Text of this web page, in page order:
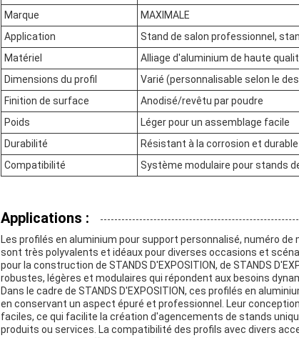
Marque
MAXIMALE
Application
Stand de salon professionnel,
Matériel
Alliage d'aluminium de haute
Dimensions du profil
Varié (personnalisable selon le
Finition de surface
Anodisé/revêtu par poudre
Poids
Léger pour un assemblage facile
Durabilité
Résistant à la corrosion et durable
Compatibilité
Système modulaire pour stands
Applications :
Les profilés en aluminium pour support personnalisé, numéro de
sont très polyvalents et idéaux pour diverses occasions et
pour la construction de STANDS D'EXPOSITION, de STANDS
robustes, légères et modulaires qui répondent aux besoins
Dans le cadre de STANDS D'EXPOSITION, ces profilés en
en conservant un aspect épuré et professionnel. Leur
faciles, ce qui facilite la création d'agencements de stands
produits ou services. La compatibilité des profils avec divers